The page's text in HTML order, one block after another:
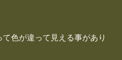
色が違って見える事があり